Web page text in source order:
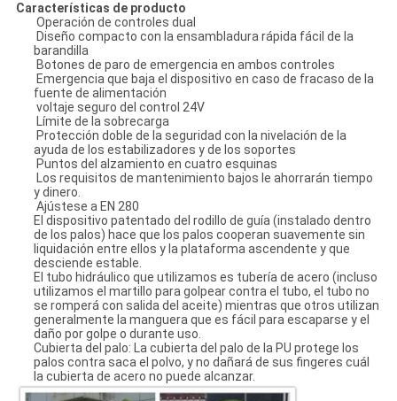
Características de producto
Operación de controles dual
Diseño compacto con la ensambladura rápida fácil de la
barandilla
Botones de paro de emergencia en ambos controles
Emergencia que baja el dispositivo en caso de fracaso de la
fuente de alimentación
voltaje seguro del control 24V
Límite de la sobrecarga
Protección doble de la seguridad con la nivelación de la
ayuda de los estabilizadores y de los soportes
Puntos del alzamiento en cuatro esquinas
Los requisitos de mantenimiento bajos le ahorrarán tiempo
y dinero.
Ajústese a EN 280
El dispositivo patentado del rodillo de guía (instalado dentro
de los palos) hace que los palos cooperan suavemente sin
liquidación entre ellos y la plataforma ascendente y que
desciende estable.
El tubo hidráulico que utilizamos es tubería de acero (incluso
utilizamos el martillo para golpear contra el tubo, el tubo no
se romperá con salida del aceite) mientras que otros utilizan
generalmente la manguera que es fácil para escaparse y el
daño por golpe o durante uso.
Cubierta del palo: La cubierta del palo de la PU protege los
palos contra saca el polvo, y no dañará de sus fingeres cuál
la cubierta de acero no puede alcanzar.